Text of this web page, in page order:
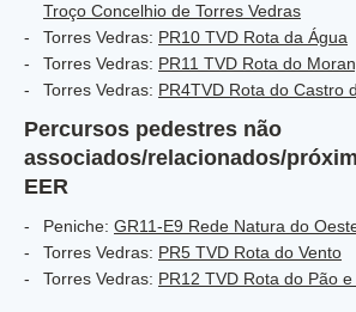
Troço Concelhio de Torres Vedras
Torres Vedras: PR10 TVD Rota da Água
Torres Vedras: PR11 TVD Rota do
Torres Vedras: PR4TVD Rota do Castro
Percursos pedestres não
associados/relacionados/
EER
Peniche: GR11-E9 Rede Natura do
Torres Vedras: PR5 TVD Rota do Vento
Torres Vedras: PR12 TVD Rota do Pão